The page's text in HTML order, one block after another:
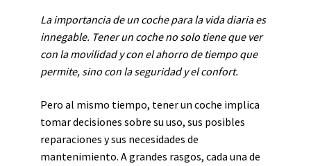
La importancia de un coche para la vida diaria es
innegable. Tener un coche no solo tiene que ver
con la movilidad y con el ahorro de tiempo que
permite, sino con la seguridad y el confort.
Pero al mismo tiempo, tener un coche implica
tomar decisiones sobre su uso, sus posibles
reparaciones y sus necesidades de
mantenimiento. A grandes rasgos, cada una de